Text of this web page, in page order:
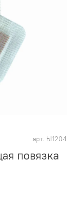
арт. Ы1204
повязка